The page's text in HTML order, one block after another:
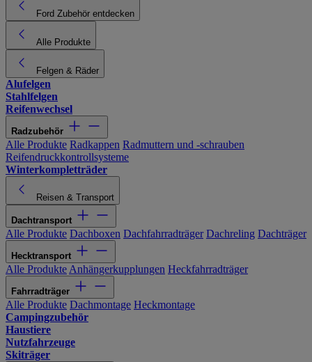
Ford Zubehör entdecken
Alle Produkte
Felgen & Räder
Alufelgen
Stahlfelgen
Reifenwechsel
Radzubehör
Alle Produkte Radkappen Radmuttern und -schrauben
Reifendruckkontrollsysteme
Winterkompletträder
Reisen & Transport
Dachtransport
Alle Produkte Dachboxen Dachfahrradträger Dachreling Dachträger
Hecktransport
Alle Produkte Anhängerkupplungen Heckfahrradträger
Fahrradträger
Alle Produkte Dachmontage Heckmontage
Campingzubehör
Haustiere
Nutzfahrzeuge
Skiträger